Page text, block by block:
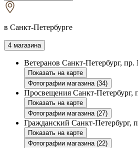
в Санкт-Петербурге
4 магазина
Ветеранов Санкт-Петербург,
Показать на карте
Фотографии магазина (34)
Просвещения Санкт-Петербург,
Показать на карте
Фотографии магазина (27)
Гражданский Санкт-Петербург,
Показать на карте
Фотографии магазина (22)